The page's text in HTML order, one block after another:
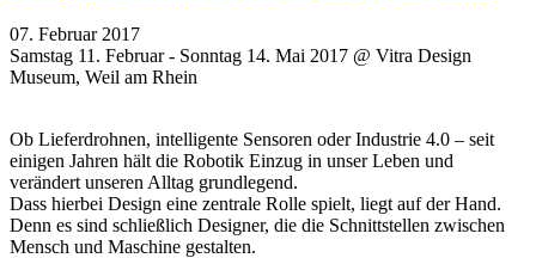
07. Februar 2017
Samstag 11. Februar - Sonntag 14. Mai 2017 @ Vitra Design
Museum, Weil am Rhein
Ob Lieferdrohnen, intelligente Sensoren oder Industrie 4.0 – seit
einigen Jahren hält die Robotik Einzug in unser Leben und
verändert unseren Alltag grundlegend.
Dass hierbei Design eine zentrale Rolle spielt, liegt auf der Hand.
Denn es sind schließlich Designer, die die Schnittstellen zwischen
Mensch und Maschine gestalten.